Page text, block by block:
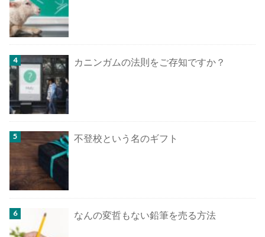
カニンガムの法則をご存知ですか？
不登校という名のギフト
なんの変哲もない鉛筆を売る方法